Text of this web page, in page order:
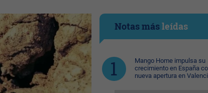
Notas másleídas
Mango Home impulsa su
crecimiento en España
nueva apertura en